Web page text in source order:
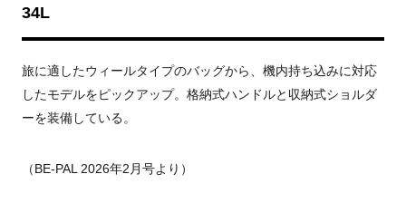
34L
旅に適したウィールタイプのバッグから、機内持ち込みに対応
したモデルをピックアップ。格納式ハンドルと収納式ショルダ
ーを装備している。
（BE-PAL 2026年2月号より）